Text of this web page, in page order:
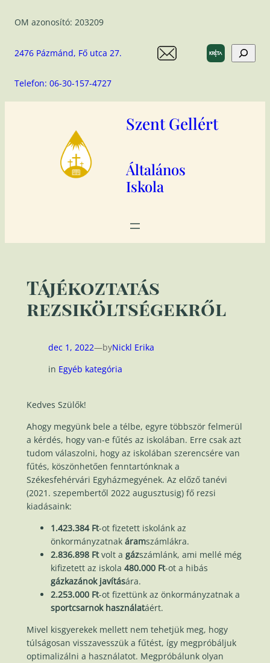
OM azonosító: 203209
2476 Pázmánd, Fő utca 27.
Telefon: 06-30-157-4727
Search
Szent Gellért
Általános
Iskola
Tájékoztatás
rezsiköltségekről
dec 1, 2022—byNickl Erika
in Egyéb kategória
Kedves Szülők!
Ahogy megyünk bele a télbe, egyre többször felmerül
a kérdés, hogy van-e fűtés az iskolában. Erre csak azt
tudom válaszolni, hogy az iskolában szerencsére van
fűtés, köszönhetően fenntartónknak a
Székesfehérvári Egyházmegyének. Az előző tanévi
(2021. szepembertől 2022 augusztusig) fő rezsi
kiadásaink:
1.423.384 Ft-ot fizetett iskolánk az
önkormányzatnak áramszámlákra.
2.836.898 Ftvolt a gázszámlánk, ami mellé még
kifizetett az iskola 480.000 Ft-ot a hibás
gázkazánok javítására.
2.253.000 Ft-ot fizettünk az önkormányzatnak a
sportcsarnok használatáért.
Mivel kisgyerekek mellett nem tehetjük meg, hogy
túlságosan visszavesszük a fűtést, így megpróbáljuk
optimalizálni a használatot. Megpróbálunk olyan